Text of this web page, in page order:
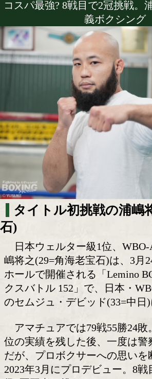
試合日程 試合結果 練習動
[インタビュ
コスパ最強? 8戦目で2冠
義ボク
タイトル初挑戦の
日本ウェルター級1位、
嶋将之(29=角海老宝石)は
ホールで開催される「